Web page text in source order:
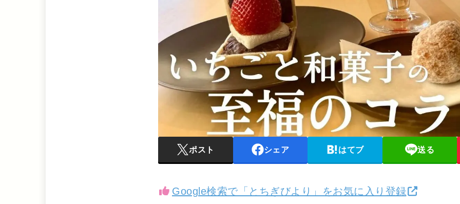
ポスト シェア はてブ 送る
Google検索で「とちぎびより」をお気に入り登録